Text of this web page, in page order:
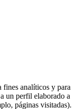
fines analíticos y para
un perfil elaborado a
páginas visitadas).